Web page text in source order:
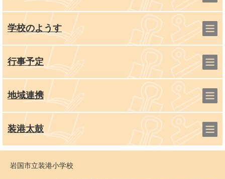
学校のようす
行事予定
地域連携
装港太鼓
岩国市立装港小学校